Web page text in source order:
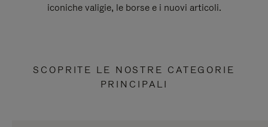
iconiche valigie, le borse e i nuovi articoli.
SCOPRITE LE NOSTRE CATEGORIE
PRINCIPALI